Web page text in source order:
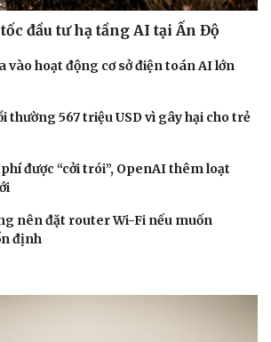
Blog
Tình yêu - Gia đình
đầu tư hạ tầng AI tại Ấn Độ
vào hoạt động cơ sở điện toán AI lớn
thường 567 triệu USD vì gây hại cho trẻ
được “cởi trói”, OpenAI thêm loạt
nên đặt router Wi-Fi nếu muốn
định